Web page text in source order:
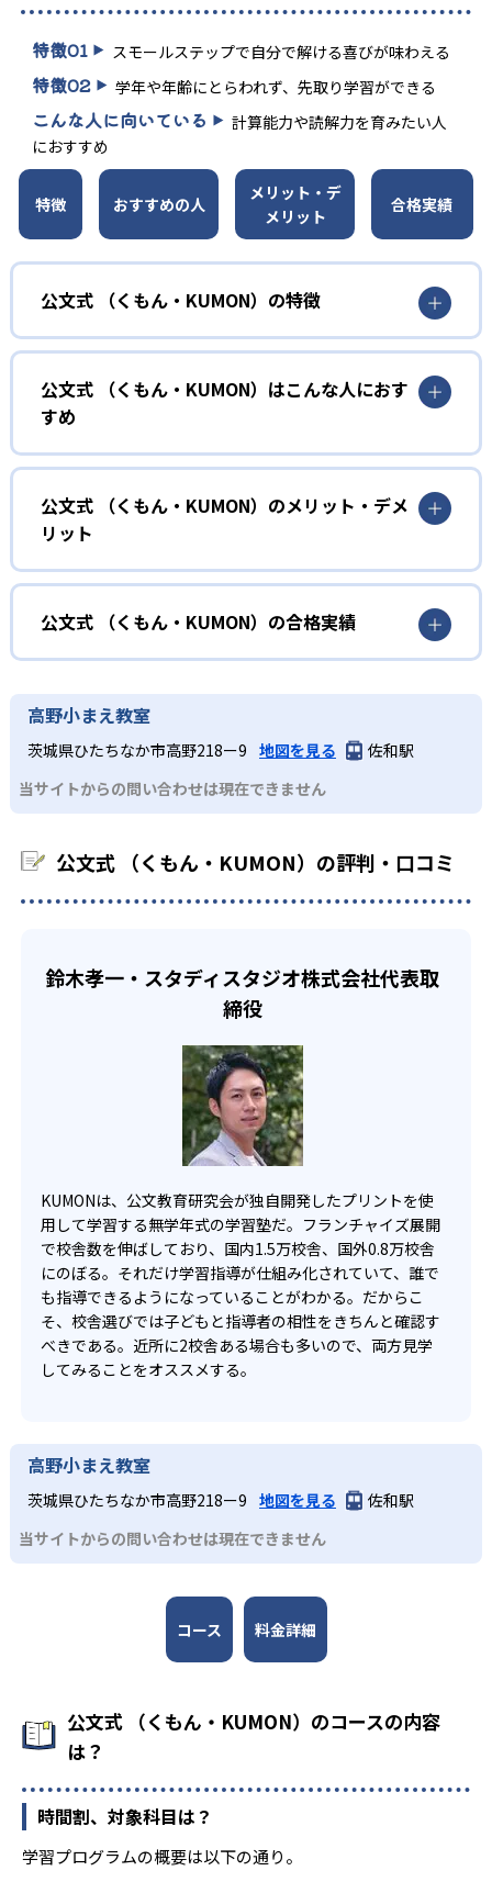
特徴01 スモールステップで自分で解ける喜びが味わえる
特徴02 学年や年齢にとらわれず、先取り学習ができる
こんな人に向いている
計算能力や読解力を育みたい人
におすすめ
特徴 おすすめの人
メリット・デ
メリット
合格実績
公文式 （くもん・KUMON）の特徴
01
無学年式の学力別学習
KUMONでは、年齢や学年にとらわれずに、一人ひとりの学
力に応じたレベルから学習を始めている。
確実に100点が取れるレベルから少しずつ難易度を上げてい
しさを経験できる。
ルステップで進んでいけるよう工夫されている。このスタ
イルは子どもの学習意欲をかき立てるため、教えてもらう
という受け身の姿勢ではなく、自ら進んで学ぶ姿勢を身に
つけられるだろう。
また、自学学習スタイルで学ぶ子どもたちは、自らの学習
課題に気がつくようになる。学年を超えた範囲も学習でき
03 フレキシブルな受講スタイル
KUMONでは、教室が開いている時間内であれば、何曜日に
い中高生にも通室しやすい。また、教室によっては自宅か
公文式 （くもん・KUMON）はこんな人におす
すめ
幼児
小学校に入る準備をしたい幼児向け
KUMONでは細かいステップに分かれた教材で、わかる楽し
さを経験しながら無理なく力を高めていける。
性格や学習への取り組み姿勢に合わせて内容も調整するた
め、小学校に入ってもつまずきにくい学力を身につけられ
るだろう。
中学に向けて苦手教科を克服したい子ども向け
KUMONでは経験豊富な先生が、子どものやる気を引き出せ
る。苦手な科目でも自分で解けた達成感を味わうことで、
少しずつ苦手意識を克服できるだろう。
中学生・高校生
部活や習い事と両立したい生徒向け
宿題の量や進め方に関しては、いつでも気軽に相談可能
公文式 （くもん・KUMON）のメリット・デメ
リット
どんなメリットがある？
KUMONでは自学自習スタイルで勉強するため、集中力や目
標に向かって頑張りやり抜く力を育むことができる。ま
た、年齢や学年にとらわれずに自分の学力に相応したレベ
ルから学習できるため、難しすぎてやる気を損ねたり、簡
単すぎて退屈することもない。
どんなデメリットがある？
KUMONでは、中高生のクラスでも数学・英語・国語の3教
科に限られるため、その他の教科に関しては他塾を検討す
公文式 （くもん・KUMON）の合格実績
KUMONは、公式サイトでは合格実績は公開していない。志
わせたい。
高野小まえ教室
茨城県ひたちなか市高野218ー9 地図を見る
佐和駅
当サイトからの問い合わせは現在できません
公文式 （くもん・KUMON）の評判・口コミ
鈴木孝一・スタディスタジオ株式会社代表取
締役
KUMONは、公文教育研究会が独自開発したプリントを使
用して学習する無学年式の学習塾だ。フランチャイズ展開
で校舎数を伸ばしており、国内1.5万校舎、国外0.8万校舎
にのぼる。それだけ学習指導が仕組み化されていて、誰で
も指導できるようになっていることがわかる。だからこ
そ、校舎選びでは子どもと指導者の相性をきちんと確認す
べきである。近所に2校舎ある場合も多いので、両方見学
してみることをオススメする。
高野小まえ教室
茨城県ひたちなか市高野218ー9 地図を見る
佐和駅
当サイトからの問い合わせは現在できません
コース 料金詳細
公文式 （くもん・KUMON）のコースの内容
は？
時間割、対象科目は？
学習プログラムの概要は以下の通り。